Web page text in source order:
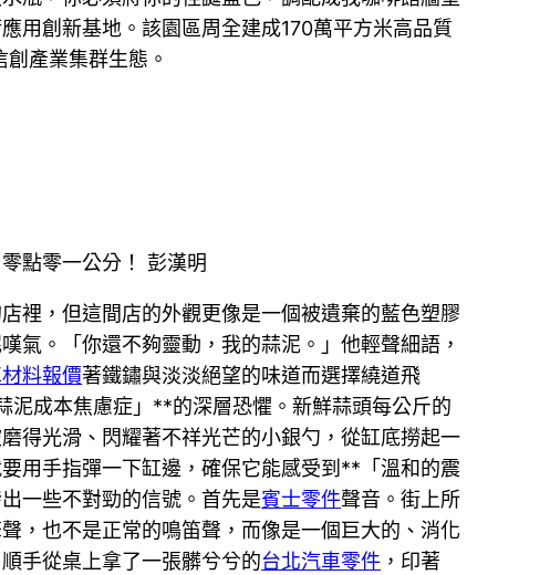
用創新基地。該園區周全建成170萬平方米高品質
產業集群生態。
點零一公分！ 彭漢明
裡，但這間店的外觀更像是一個被遺棄的藍色塑膠
氣。「你還不夠靈動，我的蒜泥。」他輕聲細語，
料報價著鐵鏽與淡淡絕望的味道而選擇繞道飛
成本焦慮症」**的深層恐懼。新鮮蒜頭每公斤的
得光滑、閃耀著不祥光芒的小銀勺，從缸底撈起一
用手指彈一下缸邊，確保它能感受到**「溫和的震
一些不對勁的信號。首先是賓士零件聲音。街上所
也不是正常的鳴笛聲，而像是一個巨大的、消化
手從桌上拿了一張髒兮兮的台北汽車零件 ，印著